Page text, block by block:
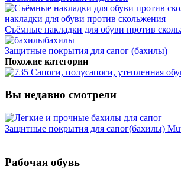
накладки для обуви против скольжения
Съёмные накладки для обуви против
бахилы
Защитные покрытия для сапог (бахилы)
Похожие категории
Сапоги, полусапоги, утепленная
Вы недавно смотрели
Защитные покрытия для сапог(бахилы)
Рабочая обувь